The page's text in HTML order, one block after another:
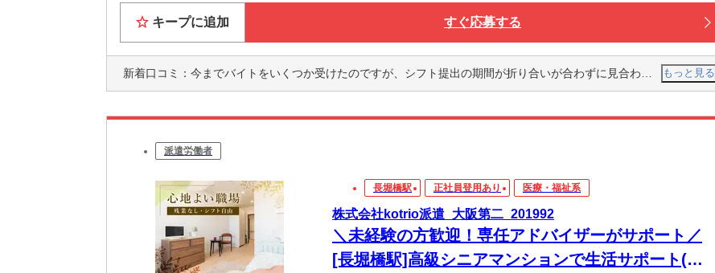
キープに追加 すぐ応募する
新着口コミ： 今までバイトをいくつか受けたのですが、シフト提出の期間が折り合いが合わずに見合わせることがありました！担当に説明すると快くこちらの都合や事情に合わせて対応してくださり、問題がすぐに解決したので本当にいい職場だと思いました！ もっと見る
派遣労働者
長堀橋駅 正社員登用あり 医療・福祉系
株式会社kotrio派遣_大阪第二_201992
＼未経験の方歓迎！専任アドバイザーがサポート／
[長堀橋駅]高級シニアマンションで生活サポート(日